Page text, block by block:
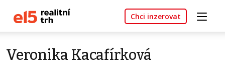
Chci inzerovat
Veronika Kacafírková